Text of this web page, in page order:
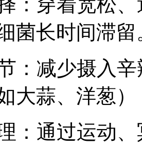
：穿着宽松
菌长时间滞留
：减少摄入
大蒜、洋葱
：通过运动